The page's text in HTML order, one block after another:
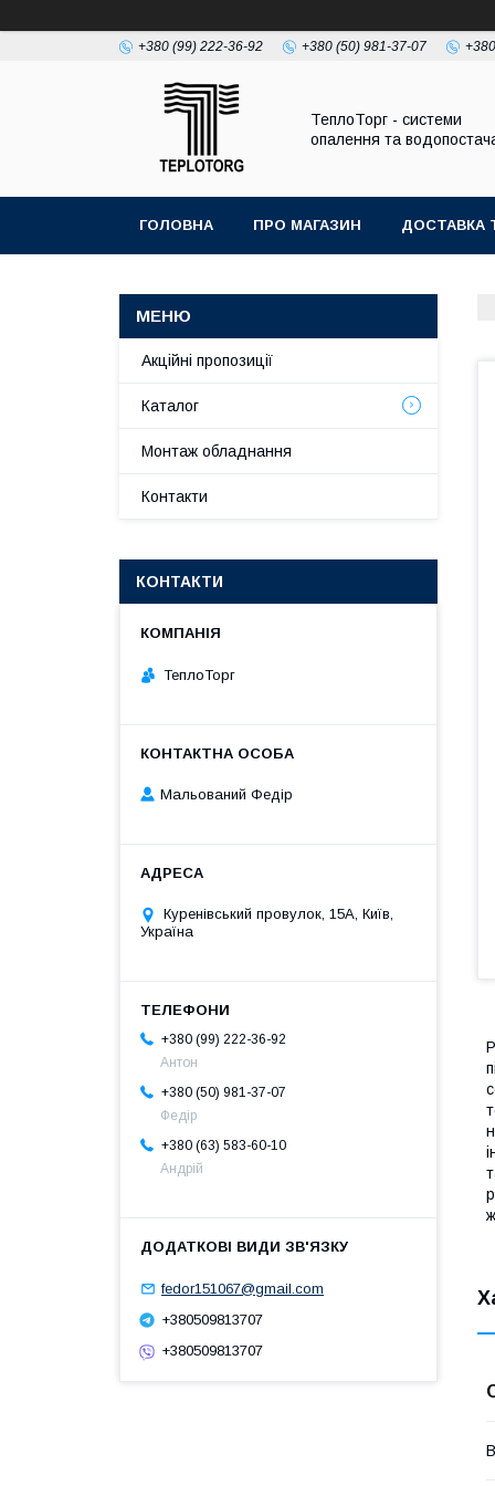
+380 (99) 222-36-92 +380 (50) 981-37-07
ТеплоТорг - системи
опалення та
ГОЛОВНА ПРО МАГАЗИН ДОСТАВКА
Акційні пропозиції
Каталог
Монтаж обладнання
Контакти
КОНТАКТИ
ТеплоТорг
Мальований Федір
Куренівський провулок, 15А, Київ,
Україна
+380 (99) 222-36-92
Антон
+380 (50) 981-37-07
Федір
+380 (63) 583-60-10
Андрій
fedor151067@gmail.com
+380509813707
+380509813707